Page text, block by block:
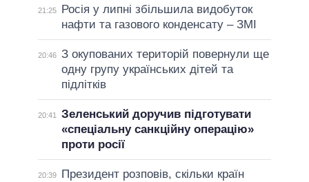
21:25
Росія у липні збільшила видобуток
нафти та газового конденсату – ЗМІ
20:46 З окупованих територій повернули ще
одну групу українських дітей та
підлітків
20:41
Зеленський доручив підготувати
«спеціальну санкційну операцію»
проти росії
20:39
Президент розповів, скільки країн